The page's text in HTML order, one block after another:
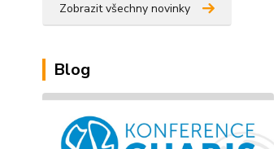
Zobrazit všechny novinky
Blog